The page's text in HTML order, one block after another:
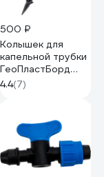
500 ₽
Колышек для
капельной трубки
ГеоПластБорд
16x190 мм, 40 шт.,
черный 16K190
4.4(7)